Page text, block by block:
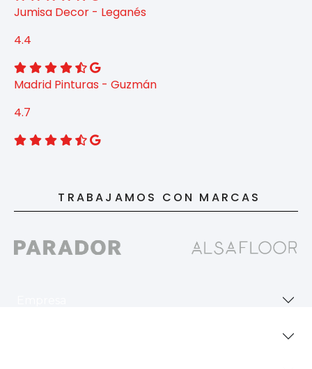
Jumisa Decor - Leganés
4.4
Madrid Pinturas - Guzmán
4.7
TRABAJAMOS CON MARCAS